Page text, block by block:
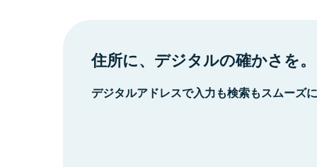
住所に、デジタルの確かさを。
デジタルアドレスで入力も検索もスムーズ